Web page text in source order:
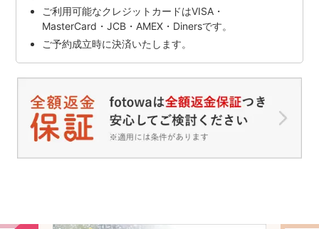
ご利用可能なクレジットカードはVISA・
MasterCard・JCB・AMEX・Dinersです。
ご予約成立時に決済いたします。